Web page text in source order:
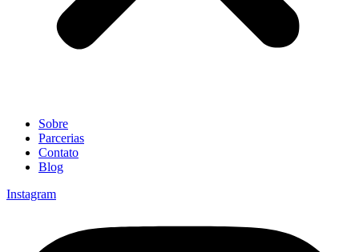
Sobre
Parcerias
Contato
Blog
Instagram